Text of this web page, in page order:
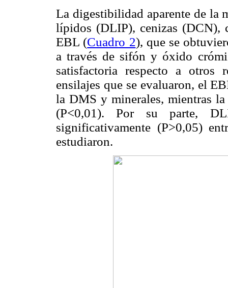
La digestibilidad aparente de la
lípidos (DLIP), cenizas
EBL (Cuadro 2), que se
a través de sifón y óxido
satisfactoria respecto a otros
ensilajes que se evaluaron, el
la DMS y minerales, mientras
(P<0,01). Por su parte,
significativamente (P>0,05)
estudiaron.